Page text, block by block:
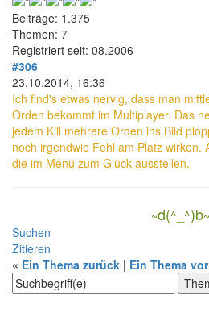
Beiträge: 1.375
Themen: 7
Registriert seit: 08.2006
#306
23.10.2014, 16:36
Ich find's etwas nervig, dass man
Orden bekommt im Multiplayer. Das
jedem Kill mehrere Orden ins Bild
noch irgendwie Fehl am Platz wirken.
die im Menü zum Glück ausstellen.
~d(^ ^)b~
Suchen
Zitieren
« Ein Thema zurück | Ein Thema vor